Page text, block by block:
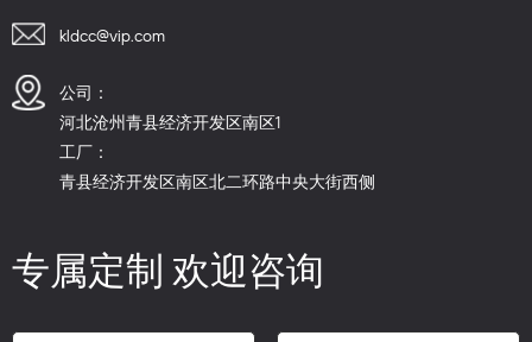
kldcc@vip.com
公司：
河北沧州青县经济开发区南区1
工厂：
青县经济开发区南区北二环路中央大街西侧
专属定制 欢迎咨询